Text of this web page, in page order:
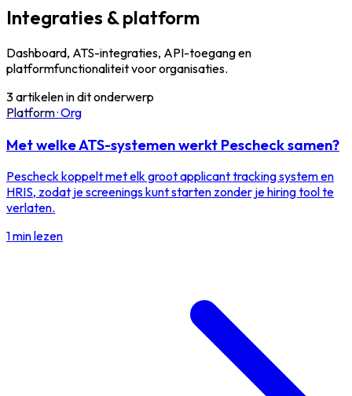
Integraties & platform
Dashboard, ATS-integraties, API-toegang en
platformfunctionaliteit voor organisaties.
3 artikelen in dit onderwerp
Platform·Org
Met welke ATS-systemen werkt Pescheck samen?
Pescheck koppelt met elk groot applicant tracking system en
HRIS, zodat je screenings kunt starten zonder je hiring tool te
verlaten.
1 min lezen